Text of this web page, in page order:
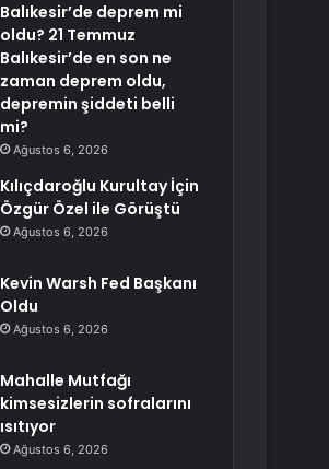
Balıkesir’de deprem mi
oldu? 21 Temmuz
Balıkesir’de en son ne
zaman deprem oldu,
depremin şiddeti belli
mi?
Ağustos 6, 2026
Kılıçdaroğlu Kurultay İçin
Özgür Özel ile Görüştü
Ağustos 6, 2026
Kevin Warsh Fed Başkanı
Oldu
Ağustos 6, 2026
Mahalle Mutfağı
kimsesizlerin sofralarını
ısıtıyor
Ağustos 6, 2026